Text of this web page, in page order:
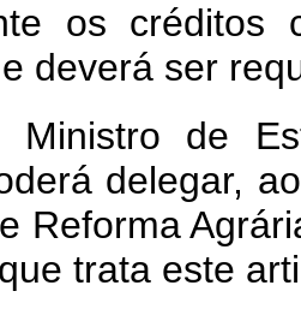
os créditos
deverá ser
de
delegar,
Reforma
trata este